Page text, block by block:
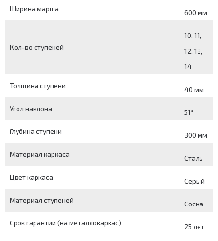
Ширина марша 600 мм
Кол-во ступеней
10, 11,
12, 13,
14
Толщина ступени 40 мм
Угол наклона 51°
Глубина ступени 300 мм
Материал каркаса Сталь
Цвет каркаса Серый
Материал ступеней Сосна
Срок гарантии (на металлокаркас) 25 лет